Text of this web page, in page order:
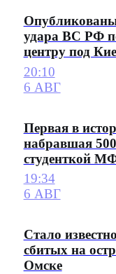
удара ВС РФ
центру под
20:10
6 АВГ
Первая в
набравшая
студенткой
19:34
6 АВГ
Стало
сбитых на
Омске